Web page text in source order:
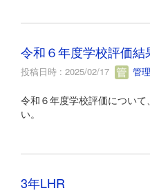
令和６年度学校評価結
投稿日時 : 2025/02/17 管
令和６年度学校評価について
い。
3年LHR